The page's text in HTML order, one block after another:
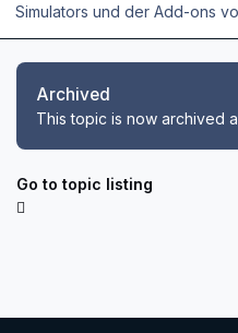
Simulators und der Add-ons
Archived
This topic is now archived
Go to topic listing